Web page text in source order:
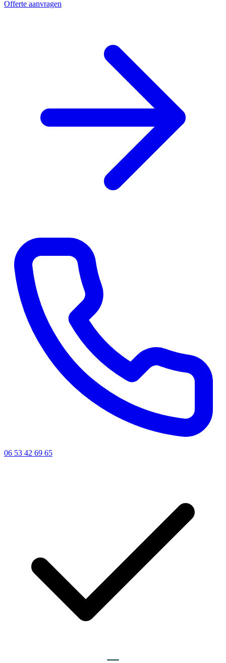
Offerte aanvragen
06 53 42 69 65